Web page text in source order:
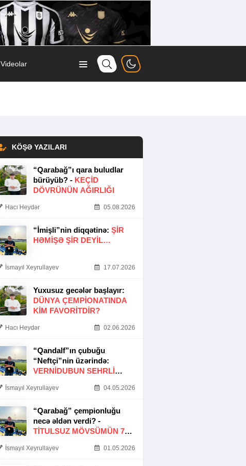
Videolar
KÖŞƏ YAZILARI
“Qarabağ”ı qara buludlar
bürüyüb? - KEÇID
DÖVRÜNÜN AĞIRLIĞI
Hacı Heydər 05.08.2026
“İmişli”nin diqqətinə: ŞIR
HƏMIŞƏ ŞIR DEYIL…
İsmayıl Xeyrullayev 17.07.2026
Yuxusuz gecələr başlayır:
DÜNYA ÇEMPIONATINDA
KIM FAVORITDIR?
Hacı Heydər 02.06.2026
“Qandalf”ın çubuğu
“Neftçi”nin üzərində:
VERNİDUBUN SEHRLİ
İsmayıl Xeyrullayev 04.05.2026
“Qarabağ” çempionluğu
necə əldən verdi? -
TITULSUZ MÖVSÜMÜN 7
İsmayıl Xeyrullayev 01.05.2026